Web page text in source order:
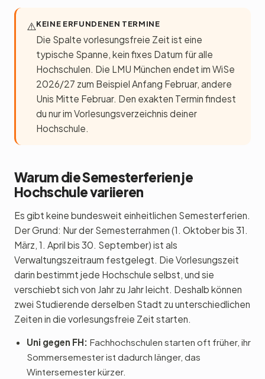
⚠️KEINE ERFUNDENEN TERMINE
Die Spalte vorlesungsfreie Zeit ist eine
typische Spanne, kein fixes Datum für alle
Hochschulen. Die LMU München endet im WiSe
2026/27 zum Beispiel Anfang Februar, andere
Unis Mitte Februar. Den exakten Termin findest
du nur im Vorlesungsverzeichnis deiner
Hochschule.
Warum die Semesterferien je
Hochschule variieren
Es gibt keine bundesweit einheitlichen Semesterferien.
Der Grund: Nur der Semesterrahmen (1. Oktober bis 31.
März, 1. April bis 30. September) ist als
Verwaltungszeitraum festgelegt. Die Vorlesungszeit
darin bestimmt jede Hochschule selbst, und sie
verschiebt sich von Jahr zu Jahr leicht. Deshalb können
zwei Studierende derselben Stadt zu unterschiedlichen
Zeiten in die vorlesungsfreie Zeit starten.
Uni gegen FH: Fachhochschulen starten oft früher, ihr
Sommersemester ist dadurch länger, das
Wintersemester kürzer.